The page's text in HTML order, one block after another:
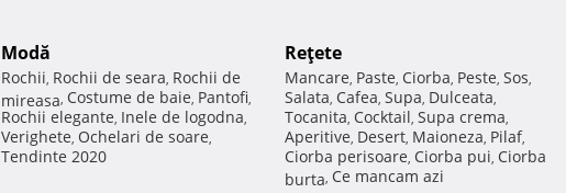
Modă
Rochii, Rochii de seara, Rochii de
mireasa, Costume de baie, Pantofi,
Rochii elegante, Inele de logodna,
Verighete, Ochelari de soare,
Tendinte 2020
Reţete
Mancare, Paste, Ciorba, Peste, Sos,
Salata, Cafea, Supa, Dulceata,
Tocanita, Cocktail, Supa crema,
Aperitive, Desert, Maioneza, Pilaf,
Ciorba perisoare, Ciorba pui, Ciorba
burta, Ce mancam azi